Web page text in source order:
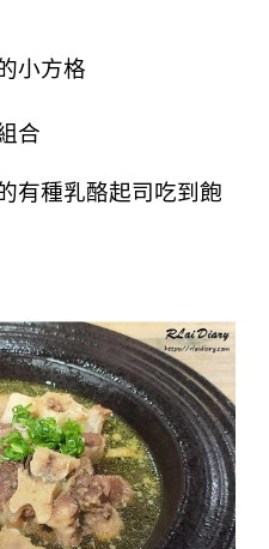
小方格
合
有種乳酪起司吃到飽